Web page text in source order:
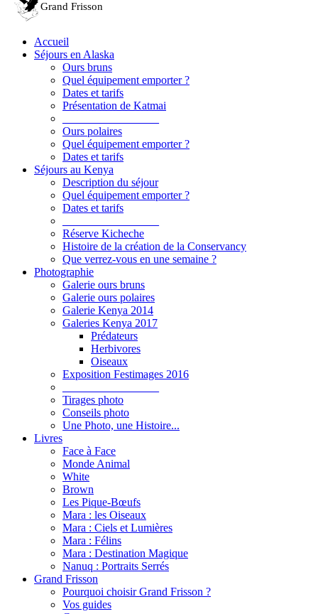
Accueil
Séjours en Alaska
Ours bruns
Quel équipement emporter ?
Dates et tarifs
Présentation de Katmai
Ours polaires
Quel équipement emporter ?
Dates et tarifs
Séjours au Kenya
Description du séjour
Quel équipement emporter ?
Dates et tarifs
Réserve Kicheche
Histoire de la création de la Conservancy
Que verrez-vous en une semaine ?
Photographie
Galerie ours bruns
Galerie ours polaires
Galerie Kenya 2014
Galeries Kenya 2017
Prédateurs
Herbivores
Oiseaux
Exposition Festimages 2016
Tirages photo
Conseils photo
Une Photo, une Histoire...
Livres
Face à Face
Monde Animal
White
Brown
Les Pique-Bœufs
Mara : les Oiseaux
Mara : Ciels et Lumières
Mara : Félins
Mara : Destination Magique
Nanuq : Portraits Serrés
Grand Frisson
Pourquoi choisir Grand Frisson ?
Vos guides